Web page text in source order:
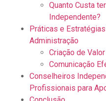
Quanto Custa
Independente?
Práticas e
Administração
Criação de
Comunicação
Conselheiros
Profissionais para